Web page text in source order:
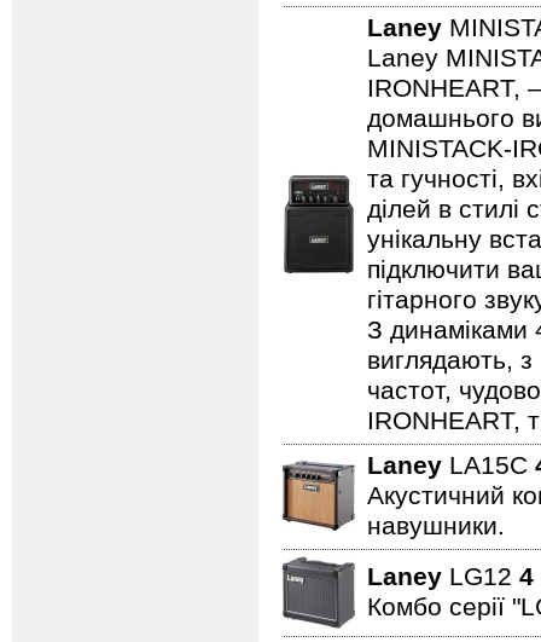
Laney
Laney
IRONHEART,
домашнього
MINISTACK-
та гучності,
ділей в стилі
унікальну
підключити
гітарного
З динаміками
виглядають, з
частот,
IRONHEART,
Laney LA15C
Акустичний
навушники.
Laney LG12 4
Комбо серії